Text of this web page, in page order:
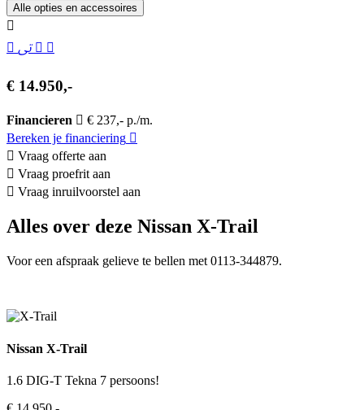
Alle opties en accessoires
€ 14.950,-
Financieren
€ 237,- p./m.
Bereken je financiering
Vraag offerte aan
Vraag proefrit aan
Vraag inruilvoorstel aan
Alles over deze Nissan X-Trail
Voor een afspraak gelieve te bellen met 0113-344879.
Nissan X-Trail
1.6 DIG-T Tekna 7 persoons!